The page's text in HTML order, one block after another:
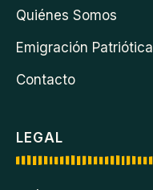
Quiénes Somos
Emigración Patriótica
Contacto
LEGAL